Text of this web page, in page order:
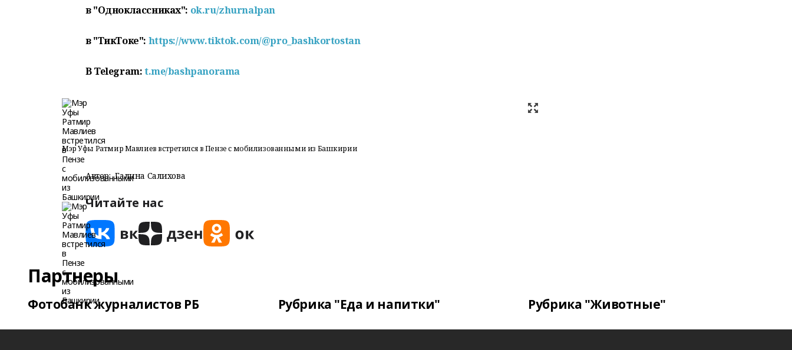
в "Одноклассниках": ok.ru/zhurnalpan
в "ТикТоке": https://www.tiktok.com/@pro_bashkortostan
В Telegram:t.me/bashpanorama
Мэр Уфы Ратмир Мавлиев встретился в Пензе с мобилизованными из Башкирии
Автор: Галина Салихова
Читайте нас
Партнеры
Фотобанк журналистов РБ Рубрика "Еда и напитки" Рубрика "Животные"